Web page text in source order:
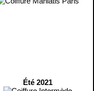
Été 2021